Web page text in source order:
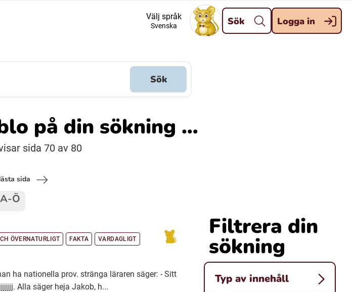
Stäng
Davvisámegiella (Nordsamiska)
Kelderash (Romska)
Välj språk
Svenska Sök Logga in
Sök
på din sökning …
sida 70 av 80
Filtrera din
sökning
Typ av innehåll
sida
A-Ö
ÖVERNATURLIGT FAKTA VARDAGLIGT
ha nationella prov. stränga läraren säger: - Sitt
Alla säger heja Jakob, h...